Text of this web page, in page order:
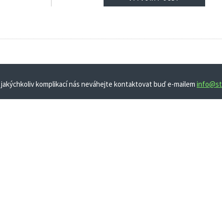
jakýchkoliv komplikací nás neváhejte kontaktovat buď e-mailem